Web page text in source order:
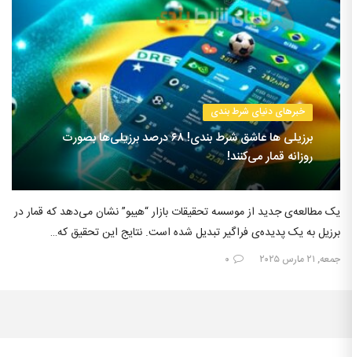
خبرهای دنیای شرط بندی
برزیلی ها عاشق شرط بندی! ۶۸ درصد برزیلی‌ها بصورت
روزانه قمار می‌کنند!
یک مطالعه‌ی جدید از موسسه تحقیقات بازار “هیبو” نشان می‌دهد که قمار در
برزیل به یک پدیده‌ی فراگیر تبدیل شده است. نتایج این تحقیق که…
جمعه, ۲۱ مارس ۲۰۲۵ ۰